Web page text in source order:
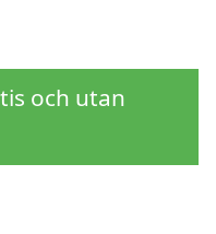
och utan